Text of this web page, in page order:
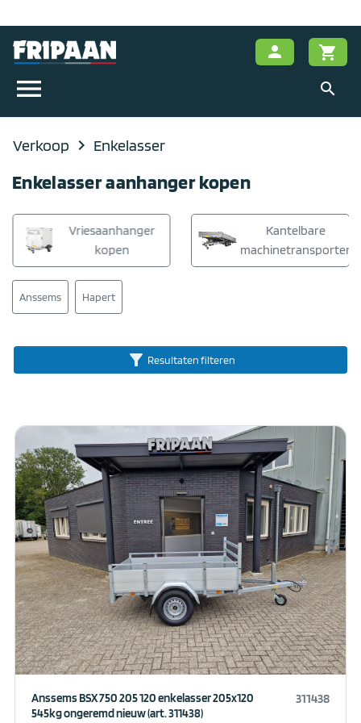
menu search
person shopping_cart
Verkoop navigate_next Enkelasser
Enkelasser aanhanger kopen
Vriesaanhanger
kopen
Kantelbare
machinetransporter
Anssems Hapert
filter_alt Resultaten filteren
311438
Anssems BSX 750 205 120 enkelasser 205x120
545kg ongeremd nieuw (art. 311438)